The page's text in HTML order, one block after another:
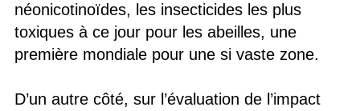
néonicotinoïdes, les insecticides les plus
toxiques à ce jour pour les abeilles, une
première mondiale pour une si vaste zone.
D’un autre côté, sur l’évaluation de l’impact